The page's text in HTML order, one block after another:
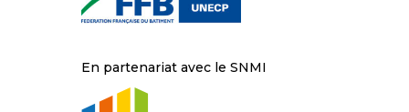
En partenariat avec le SNMI